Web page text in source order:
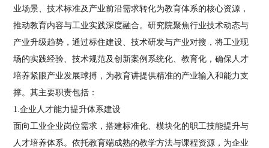
业场景、技术标准及产业前沿需求转化为教育体系的核心资源，
推动教育内容与工业实践深度融合。研究院聚焦行业技术动态与
产业升级趋势，通过标住建设、技术研发与产业对搜，将工业现
场的实践经验、技术规范及创新案例系统化、教育化，确保人才
培养紧眼产业发展球搏，为教育讲提供精准的产业输入和能力支
撑。其主要职责包括：
1.企业人才能力提升体系建设
面向工业企业岗位需求，搭建标准化、模块化的职工技能提升与
人才培养体系。依托教育端成熟的教学方法与课程资源，为企业